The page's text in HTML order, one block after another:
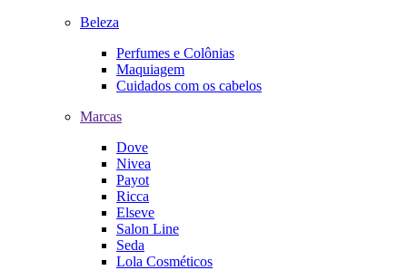
Beleza
Perfumes e Colônias
Maquiagem
Cuidados com os cabelos
Marcas
Dove
Nivea
Payot
Ricca
Elseve
Salon Line
Seda
Lola Cosméticos